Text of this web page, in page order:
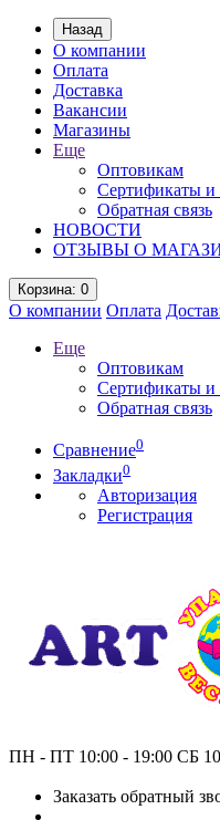
Назад
О компании
Оплата
Доставка
Вакансии
Магазины
Еще
Оптовикам
Сертификаты и
Обратная связь
НОВОСТИ
ОТЗЫВЫ О
Корзина: 0
О компании Оплата
Еще
Оптовикам
Сертификаты и
Обратная связь
Сравнение0
Закладки0
Авторизация
Регистрация
ПН - ПТ 10:00 - 19:00 СБ
Заказать обратный